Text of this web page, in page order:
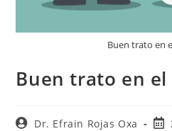
Buen trato en
Buen trato en
Dr. Efrain Rojas Oxa